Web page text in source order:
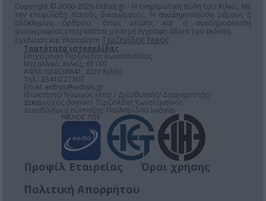
Copyright © 2006-2026 Eidisis.gr - Η ενημερωτική πύλη του Κιλκίς. Με
την επιφύλαξη παντός δικαιώματος. Η αναδημοσίευση μέρους ή
ολόκληρου άρθρου, όπως επίσης και η αναδημοσίευση
φωτογραφίας επιτρέπεται μόνο μέ έγγραφη άδεια του εκδότη.
Σχεδίαση και Υλοποίηση Τερζενίδης Νικος
Ταυτότητα ιστοσελίδας
Επιχείρηση Τερζενίδης Κωνσταντίνος
Μεταλλικό, Κιλκίς, 61100
ΑΦΜ: 024638641, ΔΟΥ Κιλκίς
Τηλ.: 23410 27307
Email: eidisis@eidisis.gr
Ιδιοκτήτης/ Νόμιμος εκπρ./ Διευθυντής/ Διαχειριστής/
Δικαιούχος domain: Τερζενίδης Κωνσταντίνος
Διευθύντρια σύνταξης: Παγλαρίδου Ιωάννα
Προφίλ Εταιρείας
Όροι χρήσης
Πολιτική Απορρήτου